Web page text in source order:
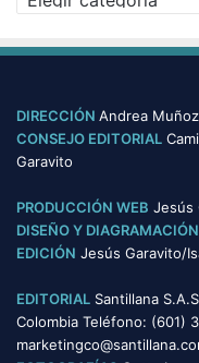
a
e
o
r
s
DIRECCIÓN Andrea Muñoz
CONSEJO EDITORIAL
Garavito
PRODUCCIÓN WEB Jesús
DISEÑO Y DIAGRAMACIÓN
EDICIÓN Jesús Garavito/
EDITORIAL Santillana
Colombia Teléfono: (601)